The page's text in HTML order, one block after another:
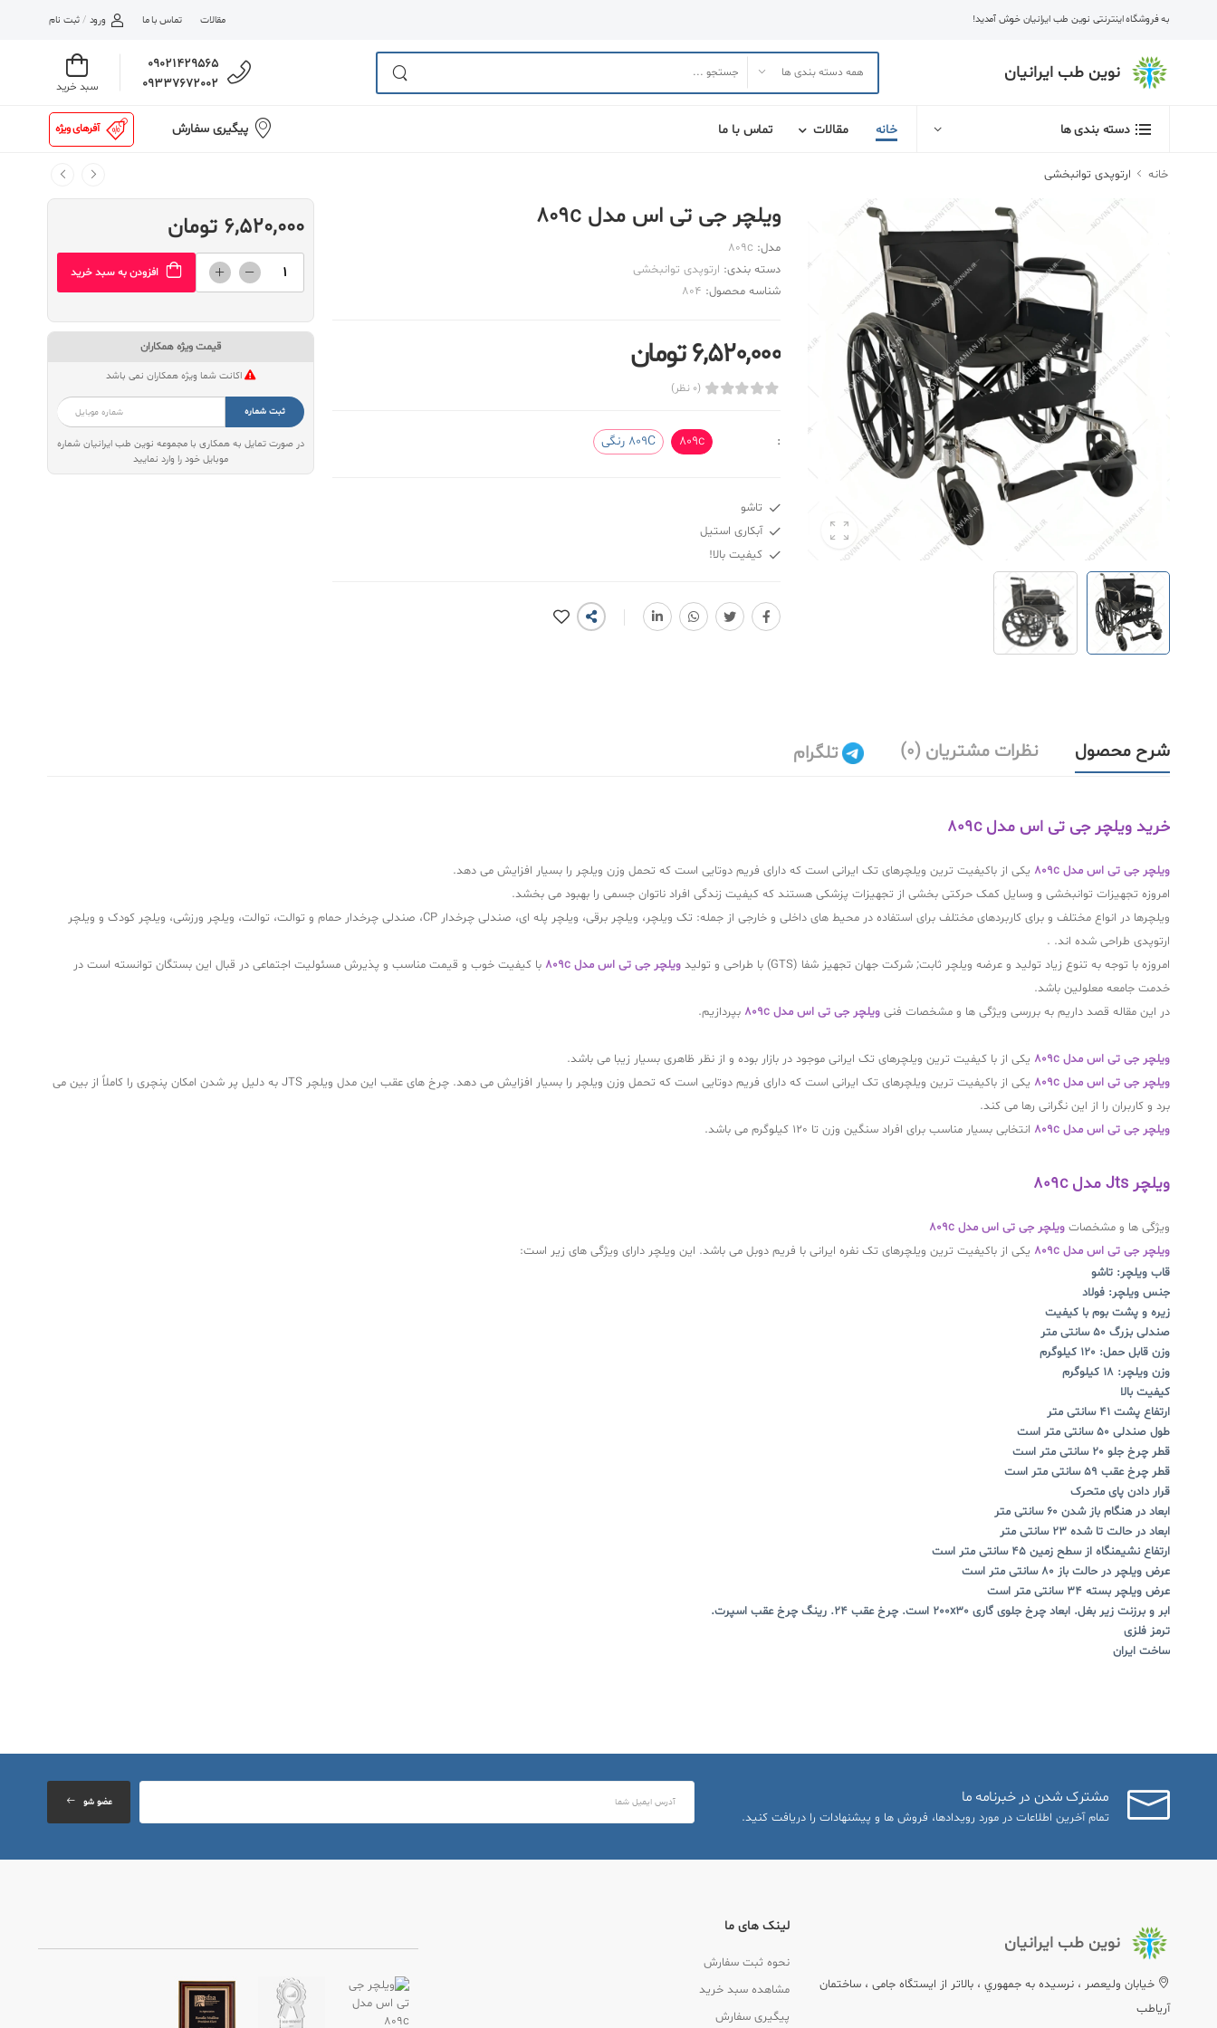
به فروشگاه اینترنتی نوین طب ایرانیان خوش آمدید! مقالات تماس با ما ورود / ثبت نام
نوین طب ایرانیان
09021429565
09337672002
سبد خرید
دسته بندی ها خانه مقالات تماس با ما پیگیری سفارش آفرهای ویژه
خانه ارتوپدی توانبخشی
ویلچر جی تی اس مدل 809c
مدل: 809c
دسته بندی: ارتوپدی توانبخشی
شناسه محصول: 804
6,520,000 تومان
(0 نظر)
:
809c 809C رنگی
تاشو
آبکاری استیل
کیفیت بالا!
6,520,000 تومان
افزودن به سبد خرید
قیمت ویژه همکاران
اکانت شما ویژه همکاران نمی باشد
ثبت شماره
در صورت تمایل به همکاری با مجموعه نوین طب ایرانیان شماره
موبایل خود را وارد نمایید
شرح محصول نظرات مشتریان (0) تلگرام
خرید ویلچر جی تی اس مدل 809c
ویلچر جی تی اس مدل 809c
یکی از باکیفیت ترین ویلچرهای تک ایرانی است که دارای فریم دوتایی است که تحمل وزن ویلچر را بسیار افزایش می دهد.
امروزه تجهیزات توانبخشی و وسایل کمک حرکتی بخشی از تجهیزات پزشکی هستند که کیفیت زندگی افراد ناتوان جسمی را بهبود می بخشد.
ویلچرها در انواع مختلف و برای کاربردهای مختلف برای استفاده در محیط های داخلی و خارجی از جمله: تک ویلچر، ویلچر برقی، ویلچر پله ای، صندلی چرخدار CP، صندلی چرخدار حمام و توالت، توالت، ویلچر ورزشی، ویلچر کودک و ویلچر
ارتوپدی طراحی شده اند. .
امروزه با توجه به تنوع زیاد تولید و عرضه ویلچر ثابت; شرکت جهان تجهیز شفا (GTS) با طراحی و تولید
ویلچر جی تی اس مدل 809c
با کیفیت خوب و قیمت مناسب و پذیرش مسئولیت اجتماعی در قبال این بستگان توانسته است در
خدمت جامعه معلولین باشد.
در این مقاله قصد داریم به بررسی ویژگی ها و مشخصات فنی ویلچر جی تی اس مدل 809c بپردازیم.
ویلچر جی تی اس مدل 809c
یکی از با کیفیت ترین ویلچرهای تک ایرانی موجود در بازار بوده و از نظر ظاهری بسیار زیبا می باشد.
ویلچر جی تی اس مدل 809c
یکی از باکیفیت ترین ویلچرهای تک ایرانی است که دارای فریم دوتایی است که تحمل وزن ویلچر را بسیار افزایش می دهد. چرخ های عقب این مدل ویلچر JTS به دلیل پر شدن امکان پنچری را کاملاً از بین می
برد و کاربران را از این نگرانی رها می کند.
ویلچر جی تی اس مدل 809c
انتخابی بسیار مناسب برای افراد سنگین وزن تا 120 کیلوگرم می باشد.
ویلچر Jts مدل 809c
ویژگی ها و مشخصات ویلچر جی تی اس مدل 809c
ویلچر جی تی اس مدل 809c
یکی از باکیفیت ترین ویلچرهای تک نفره ایرانی با فریم دوبل می باشد. این ویلچر دارای ویژگی های زیر است:
قاب ویلچر: تاشو
جنس ویلچر: فولاد
زیره و پشت بوم با کیفیت
صندلی بزرگ 50 سانتی متر
وزن قابل حمل: 120 کیلوگرم
وزن ویلچر: 18 کیلوگرم
کیفیت بالا
ارتفاع پشت 41 سانتی متر
طول صندلی 50 سانتی متر است
قطر چرخ جلو 20 سانتی متر است
قطر چرخ عقب 59 سانتی متر است
قرار دادن پای متحرک
ابعاد در هنگام باز شدن 60 سانتی متر
ابعاد در حالت تا شده 23 سانتی متر
ارتفاع نشیمنگاه از سطح زمین 45 سانتی متر است
عرض ویلچر در حالت باز 80 سانتی متر است
عرض ویلچر بسته 34 سانتی متر است
ابر و برزنت زیر بغل. ابعاد چرخ جلوی گاری 200x30 است. چرخ عقب 24. رینگ چرخ عقب اسپرت.
ترمز فلزی
ساخت ایران
مشترک شدن در خبرنامه ما
تمام آخرین اطلاعات در مورد رویدادها، فروش ها و پیشنهادات را دریافت کنید.
عضو شو
نوین طب ایرانیان
خيابان وليعصر ، نرسيده به جمهوري ، بالاتر از ایستگاه جامی ، ساختمان
آریاطب
لینک های ما
نحوه ثبت سفارش
مشاهده سبد خرید
پیگیری سفارش